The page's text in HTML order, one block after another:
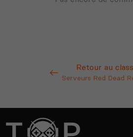
Retour au
Serveurs Red Dead